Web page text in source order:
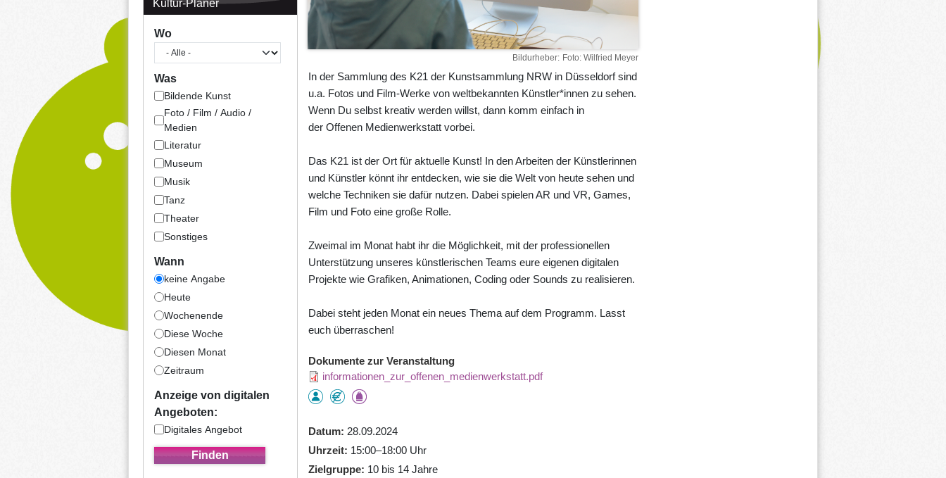
Kultur-Planer
Wo
Was
Bildende Kunst
Foto / Film / Audio /
Medien
Literatur
Museum
Musik
Tanz
Theater
Sonstiges
Wann
keine Angabe
Heute
Wochenende
Diese Woche
Diesen Monat
Zeitraum
Anzeige von digitalen
Angeboten:
Digitales Angebot
Bildurheber Foto: Wilfried Meyer
In der Sammlung des K21 der Kunstsammlung NRW in Düsseldorf sind
u.a. Fotos und Film-Werke von weltbekannten Künstler*innen zu sehen.
Wenn Du selbst kreativ werden willst, dann komm einfach in
der Offenen Medienwerkstatt vorbei.
Das K21 ist der Ort für aktuelle Kunst! In den Arbeiten der Künstlerinnen
und Künstler könnt ihr entdecken, wie sie die Welt von heute sehen und
welche Techniken sie dafür nutzen. Dabei spielen AR und VR, Games,
Film und Foto eine große Rolle.
Zweimal im Monat habt ihr die Möglichkeit, mit der professionellen
Unterstützung unseres künstlerischen Teams eure eigenen digitalen
Projekte wie Grafiken, Animationen, Coding oder Sounds zu realisieren.
Dabei steht jeden Monat ein neues Thema auf dem Programm. Lasst
euch überraschen!
Dokumente zur Veranstaltung
informationen_zur_offenen_medienwerkstatt.pdf
Datum
28.09.2024
Uhrzeit
15:00–18:00 Uhr
Zielgruppe
10 bis 14 Jahre